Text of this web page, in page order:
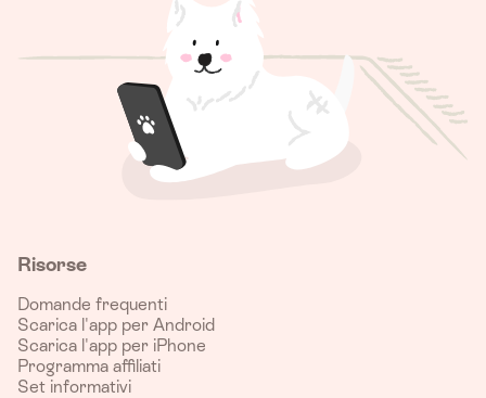
Risorse
Domande frequenti
Scarica l'app per Android
Scarica l'app per iPhone
Programma affiliati
Set informativi